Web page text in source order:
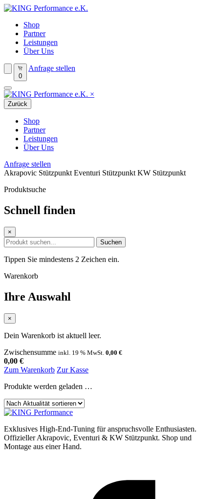
Shop
Partner
Leistungen
Über Uns
0
Anfrage stellen
×
Zurück
Shop
Partner
Leistungen
Über Uns
Anfrage stellen
Akrapovic Stützpunkt Eventuri Stützpunkt KW Stützpunkt
Produktsuche
Schnell finden
×
Suchen
Tippen Sie mindestens 2 Zeichen ein.
Warenkorb
Ihre Auswahl
×
Dein Warenkorb ist aktuell leer.
Zwischensumme inkl. 19 % MwSt. 0,00 €
0,00 €
Zum Warenkorb Zur Kasse
Produkte werden geladen …
Sortierung
Exklusives High-End-Tuning für anspruchsvolle Enthusiasten.
Offizieller Akrapovic, Eventuri & KW Stützpunkt. Shop und
Montage aus einer Hand.